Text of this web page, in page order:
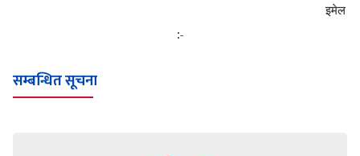
इमेल
:-
सम्बन्धित सूचना